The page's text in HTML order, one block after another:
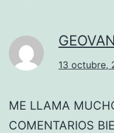
13 octubre,
ME LLAMA
COMENTARIOS